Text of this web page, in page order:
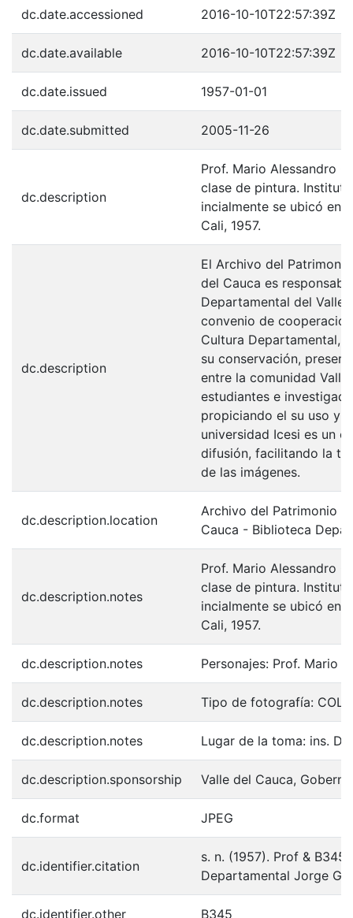
dc.date.accessioned 2016-10-10T22:57:39Z
dc.date.available 2016-10-10T22:57:39Z
dc.date.issued 1957-01-01
dc.date.submitted 2005-11-26
dc.description
Prof. Mario Alessandro
clase de pintura.
incialmente se ubicó en
Cali, 1957.
dc.description
El Archivo del
del Cauca es
Departamental del Valle
convenio de
Cultura Departamental,
su conservación,
entre la comunidad
estudiantes e
propiciando el su uso y
universidad Icesi es un
difusión, facilitando la
de las imágenes.
dc.description.location
Archivo del Patrimonio
Cauca - Biblioteca
dc.description.notes
Prof. Mario Alessandro
clase de pintura.
incialmente se ubicó en
Cali, 1957.
dc.description.notes Personajes: Prof. Mario
dc.description.notes Tipo de fotografía:
dc.description.notes Lugar de la toma: ins.
dc.description.sponsorship Valle del Cauca,
dc.format JPEG
dc.identifier.citation
s. n. (1957). Prof &
Departamental Jorge
dc.identifier.other B345